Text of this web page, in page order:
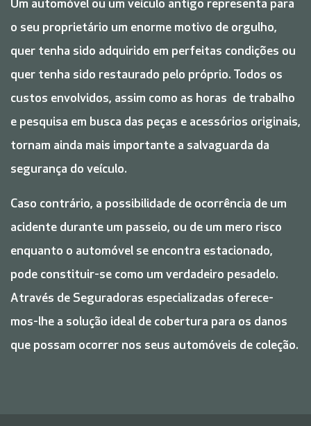
Um automóvel ou um veículo antigo representa para
o seu proprietário um enorme motivo de orgulho,
quer tenha sido adquirido em perfeitas condições ou
quer tenha sido restaurado pelo próprio. Todos os
custos envolvidos, assim como as horas de trabalho
e pesquisa em busca das peças e acessórios originais,
tornam ainda mais importante a salvaguarda da
segurança do veículo.
Caso contrário, a possibilidade de ocorrência de um
acidente durante um passeio, ou de um mero risco
enquanto o automóvel se encontra estacionado,
pode constituir-se como um verdadeiro pesadelo.
Através de Seguradoras especializadas oferece-
mos-lhe a solução ideal de cobertura para os danos
que possam ocorrer nos seus automóveis de coleção.